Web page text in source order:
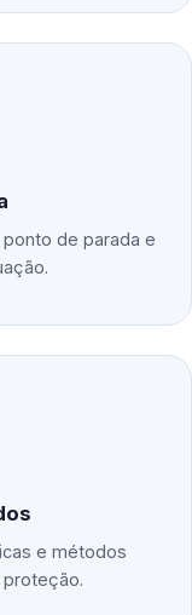
de parada e
e métodos